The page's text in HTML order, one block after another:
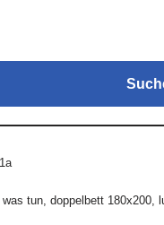
was tun, doppelbett 180x200,